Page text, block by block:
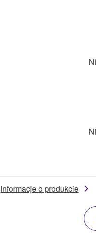
Informacje o produkcie